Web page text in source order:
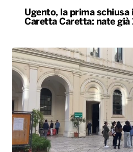
Ugento, la prima schiusa
Caretta Caretta: nate già